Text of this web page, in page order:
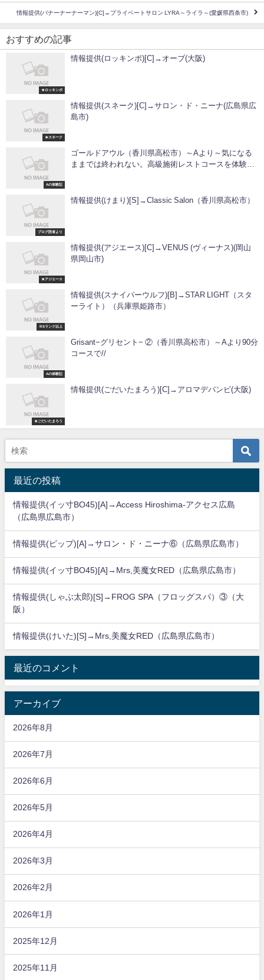
情報提供(バナーナーナーマン)[C]→プライベートサロン LYRA～ライラ～(愛媛県西条市)
おすすめの記事
★ロッキンポ
情報提供(ロッキンポ)[C]→オーブ(大阪)
★スネーク
情報提供(スネーク)[C]→サロン・ド・ニーナ(広島県広
島市)
Aの体験記
ゴールドアウル（香川県高松市）～Aより～気になる
ままでは終われない。高級施術レストコースを体験し
ブログ読者より
情報提供(けまり)[S]→Classic Salon（香川県高松市）
★アジエース
情報提供(アジエース)[C]→VENUS (ヴィーナス)(岡山
県岡山市)
※Sランク以上
情報提供(スナイパーウルフ)[B]→STAR LIGHT（スタ
ーライト）（兵庫県姫路市）
Aの体験記
Grisant−グリセント− ②（香川県高松市）～Aより90分
コースで//
★ごだいたまろう
情報提供(ごだいたまろう)[C]→アロマデバンビ(大阪)
最近の投稿
情報提供(イッ寸BO45)[A]→Access Hiroshima-アクセス広島
（広島県広島市）
情報提供(ピップ)[A]→サロン・ド・ニーナ⑥（広島県広島市）
情報提供(イッ寸BO45)[A]→Mrs,美魔女RED（広島県広島市）
情報提供(しゃぶ太郎)[S]→FROG SPA（フロッグスパ）③（大
阪）
情報提供(けいた)[S]→Mrs,美魔女RED（広島県広島市）
最近のコメント
アーカイブ
2026年8月
2026年7月
2026年6月
2026年5月
2026年4月
2026年3月
2026年2月
2026年1月
2025年12月
2025年11月